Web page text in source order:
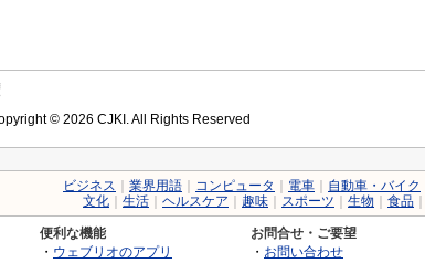
© 2026 CJKI. All Rights Reserved
ビジネス 業界用語 コンピュータ 電車 自動車・バイク
文化
生活 ヘルスケア 趣味 スポーツ 生物 食品
便利な機能
・ ウェブリオのアプリ
お問合せ・ご要望
・ お問い合わせ